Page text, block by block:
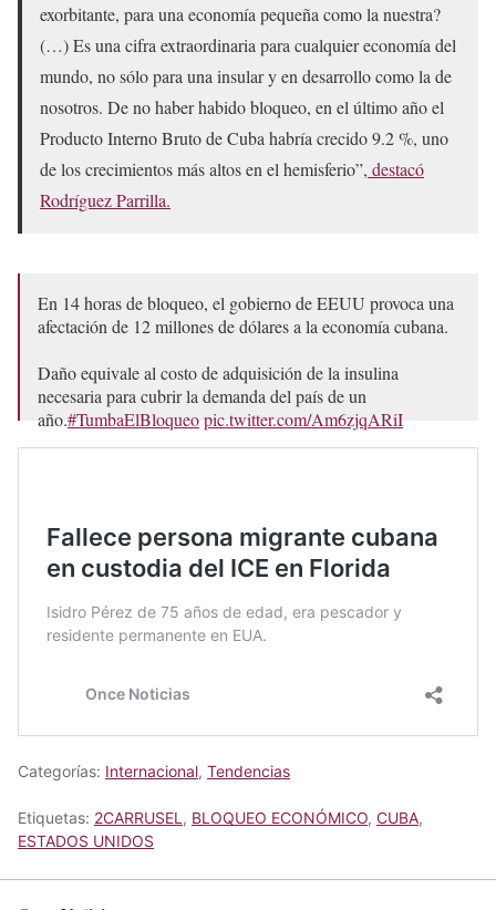
exorbitante, para una economía pequeña como la nuestra?
(…) Es una cifra extraordinaria para cualquier economía del
mundo, no sólo para una insular y en desarrollo como la de
nosotros. De no haber habido bloqueo, en el último año el
Producto Interno Bruto de Cuba habría crecido 9.2 %, uno
de los crecimientos más altos en el hemisferio”, destacó
Rodríguez Parrilla.
En 14 horas de bloqueo, el gobierno de EEUU provoca una
afectación de 12 millones de dólares a la economía cubana.
Daño equivale al costo de adquisición de la insulina
necesaria para cubrir la demanda del país de un
año.#TumbaElBloqueopic.twitter.com/Am6zjqARiI
Categorías: Internacional, Tendencias
Etiquetas: 2CARRUSEL , BLOQUEO ECONÓMICO, CUBA,
ESTADOS UNIDOS